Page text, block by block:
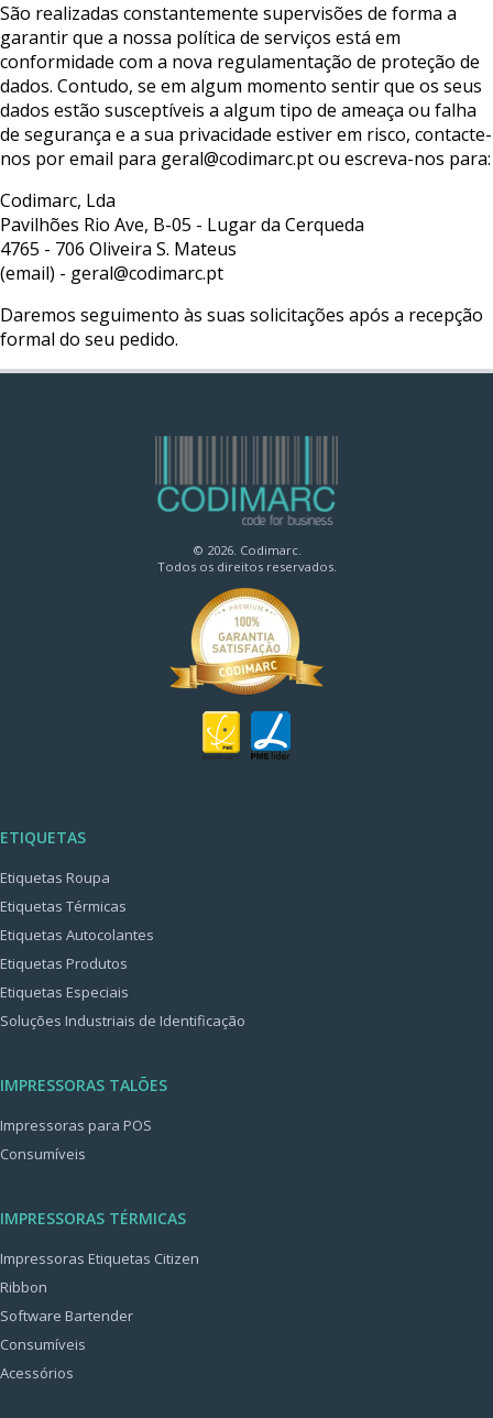
São realizadas constantemente supervisões de forma a
garantir que a nossa política de serviços está em
conformidade com a nova regulamentação de proteção de
dados. Contudo, se em algum momento sentir que os seus
dados estão susceptíveis a algum tipo de ameaça ou falha
de segurança e a sua privacidade estiver em risco, contacte-
nos por email para geral@codimarc.pt ou escreva-nos para:
Codimarc, Lda
Pavilhões Rio Ave, B-05 - Lugar da Cerqueda
4765 - 706 Oliveira S. Mateus
(email) - geral@codimarc.pt
Daremos seguimento às suas solicitações após a recepção
formal do seu pedido.
© 2026. Codimarc.
Todos os direitos reservados.
ETIQUETAS
Etiquetas Roupa
Etiquetas Térmicas
Etiquetas Autocolantes
Etiquetas Produtos
Etiquetas Especiais
Soluções Industriais de Identificação
IMPRESSORAS TALÕES
Impressoras para POS
Consumíveis
IMPRESSORAS TÉRMICAS
Impressoras Etiquetas Citizen
Ribbon
Software Bartender
Consumíveis
Acessórios